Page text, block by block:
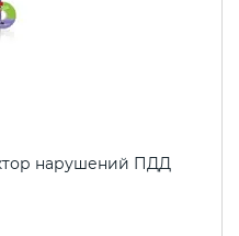
нарушений ПДД